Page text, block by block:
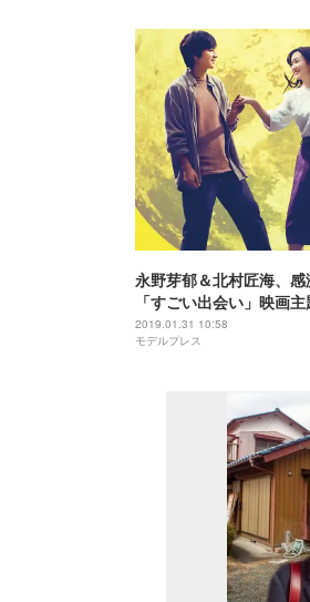
永野芽郁＆北村匠海、感
「すごい出会い」映画
は月夜に光り輝く＞
2019.01.31 10:58
モデルプレス